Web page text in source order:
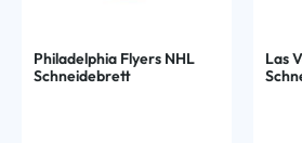
Philadelphia Flyers NHL
Schneidebrett
Las